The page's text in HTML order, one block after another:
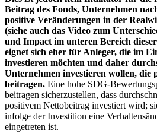
Beitrag des Fonds, Unternehmen
positive Veränderungen in der
(siehe auch das Video zum
und Impact im unteren Bereich
eignet sich eher für Anleger, die im
investieren möchten und daher
Unternehmen investieren wollen, die
beitragen. Eine hohe SDG-
beitragen sicherzustellen, dass
positivem Nettobeitrag investiert wird;
infolge der Investition eine
eingetreten ist.